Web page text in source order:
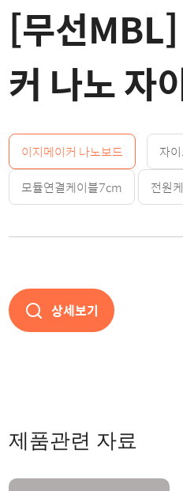
[무선MBL]
커 나노 자
이지메이커 나노보드 자
모듈연결케이블7cm
전원
상세보기
제품관련 자료